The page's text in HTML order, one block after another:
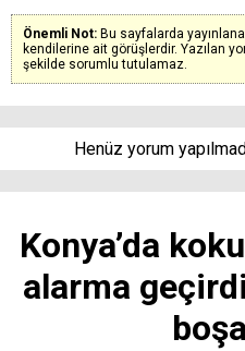
Önemli Not: Bu sayfalarda
kendilerine ait görüşlerdir. Yazılan
şekilde sorumlu tutulamaz.
Henüz yorum
Konya’da
alarma